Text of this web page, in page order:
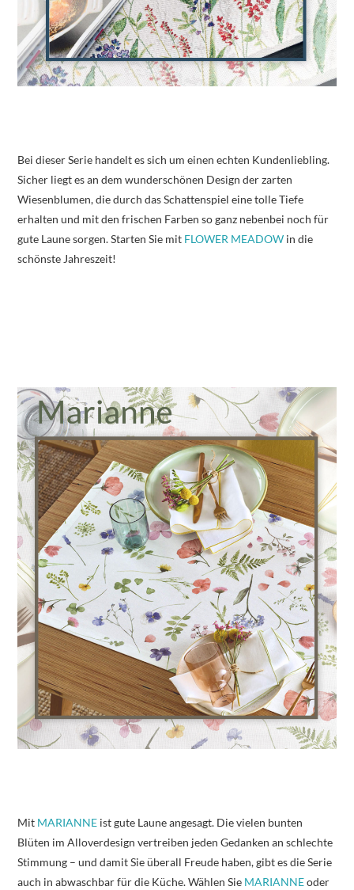
Bei dieser Serie handelt es sich um einen echten Kundenliebling.
Sicher liegt es an dem wunderschönen Design der zarten
Wiesenblumen, die durch das Schattenspiel eine tolle Tiefe
erhalten und mit den frischen Farben so ganz nebenbei noch für
gute Laune sorgen. Starten Sie mit FLOWER MEADOW in die
schönste Jahreszeit!
Mit MARIANNE ist gute Laune angesagt. Die vielen bunten
Blüten im Alloverdesign vertreiben jeden Gedanken an schlechte
Stimmung – und damit Sie überall Freude haben, gibt es die Serie
auch in abwaschbar für die Küche. Wählen Sie MARIANNEoder